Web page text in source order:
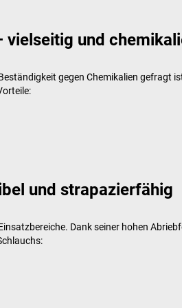
und
gegen Chemikalien
und strapazierfähig
Dank seiner hohen